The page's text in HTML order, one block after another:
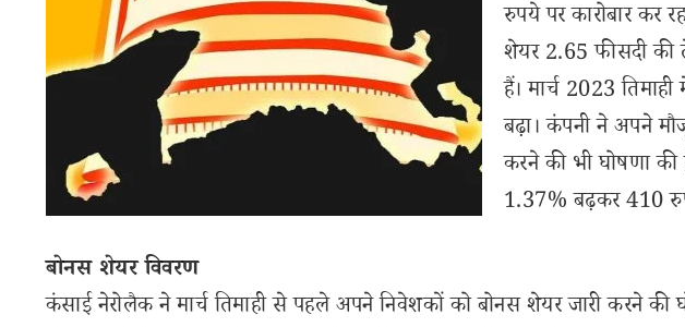
रुपये पर कारोबार कर
शेयर 2.65 फीसदी की
हैं। मार्च 2023
बढ़ा। कंपनी ने अपने
करने की भी घोषणा
1.37% बढ़कर 410
बोनस शेयर विवरण
कंसाई नेरोलैक ने मार्च तिमाही से पहले अपने निवेशकों को बोनस शेयर जारी करने